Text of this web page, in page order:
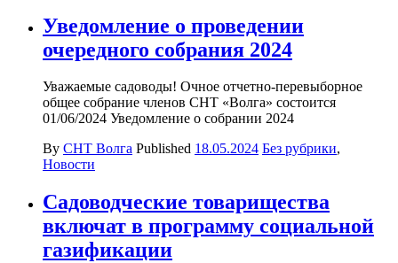
Уведомление о проведении
очередного собрания 2024
Уважаемые садоводы! Очное отчетно-перевыборное
общее собрание членов СНТ «Волга» состоится
01/06/2024 Уведомление о собрании 2024
By СНТ Волга Published 18.05.2024 Без рубрики,
Новости
Садоводческие товарищества
включат в программу социальной
газификации